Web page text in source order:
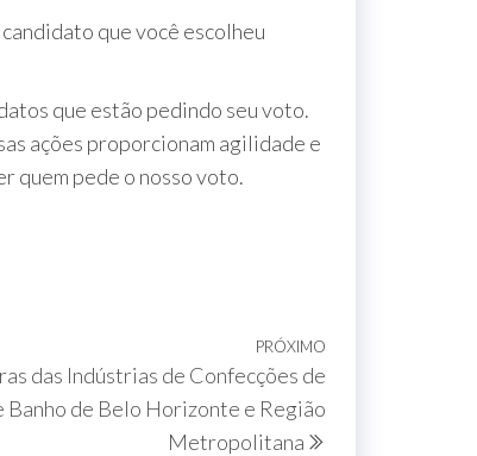
que você escolheu
que estão pedindo seu voto.
ações proporcionam agilidade e
quem pede o nosso voto.
PRÓXIMO
das Indústrias de Confecções de
Banho de Belo Horizonte e Região
Metropolitana